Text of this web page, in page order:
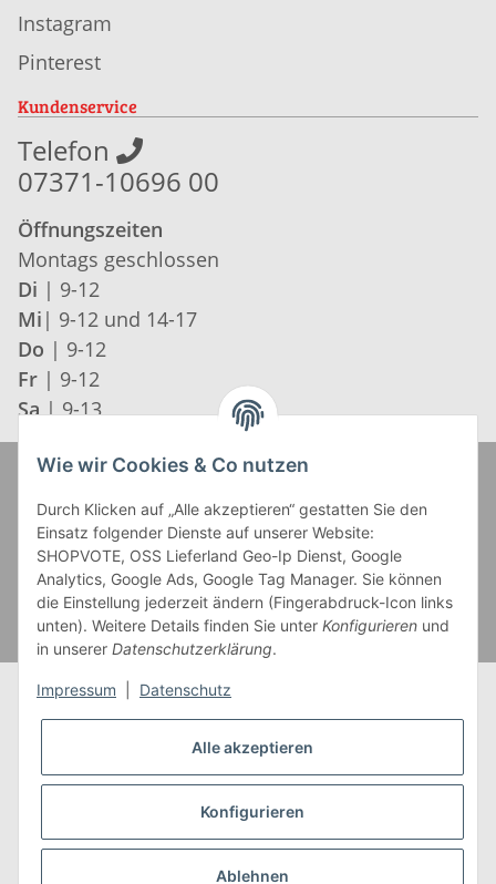
Instagram
Pinterest
Kundenservice
Telefon
07371-10696 00
Öffnungszeiten
Montags geschlossen
Di | 9-12
Mi | 9-12 und 14-17
Do | 9-12
Fr | 9-12
Sa | 9-13
* Alle Preise inkl. gesetzlicher USt., zzgl.Versand
** Gilt für Lieferungen innerhalb Deutschlands,
Lieferzeiten für andere Länder entnehmen Sie bitte
Versandkostenübersicht
Wie wir Cookies & Co nutzen
Durch Klicken auf „Alle akzeptieren“ gestatten Sie den
Einsatz folgender Dienste auf unserer Website:
SHOPVOTE, OSS Lieferland Geo-Ip Dienst, Google
Analytics, Google Ads, Google Tag Manager. Sie können
die Einstellung jederzeit ändern (Fingerabdruck-Icon links
unten). Weitere Details finden Sie unter Konfigurieren und
in unserer Datenschutzerklärung.
Impressum Datenschutz
Alle akzeptieren
Konfigurieren
Ablehnen